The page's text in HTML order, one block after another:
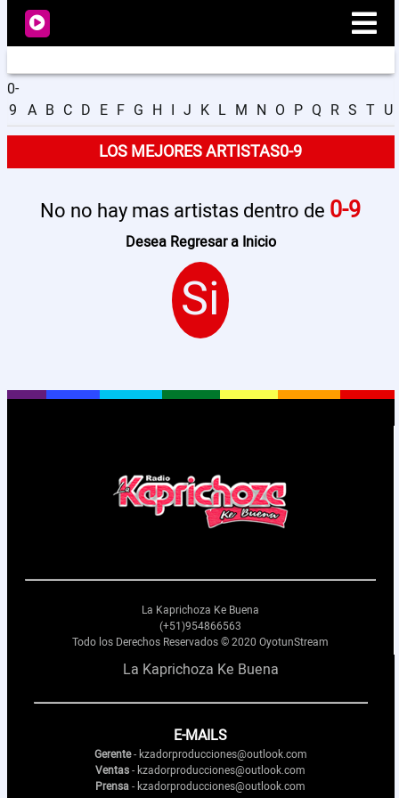
Radio
Videos
Programación
Nosotros
0-
9 A B C D E F G H I J K L M N O P Q R S T U
LOS MEJORES ARTISTAS0-9
No no hay mas artistas dentro de 0-9
Desea Regresar a Inicio
Si
La Kaprichoza Ke Buena
(+51)954866563
Todo los Derechos Reservados © 2020 OyotunStream
La Kaprichoza Ke Buena
E-MAILS
Gerente- kzadorproducciones@outlook.com
Ventas- kzadorproducciones@outlook.com
Prensa- kzadorproducciones@outlook.com